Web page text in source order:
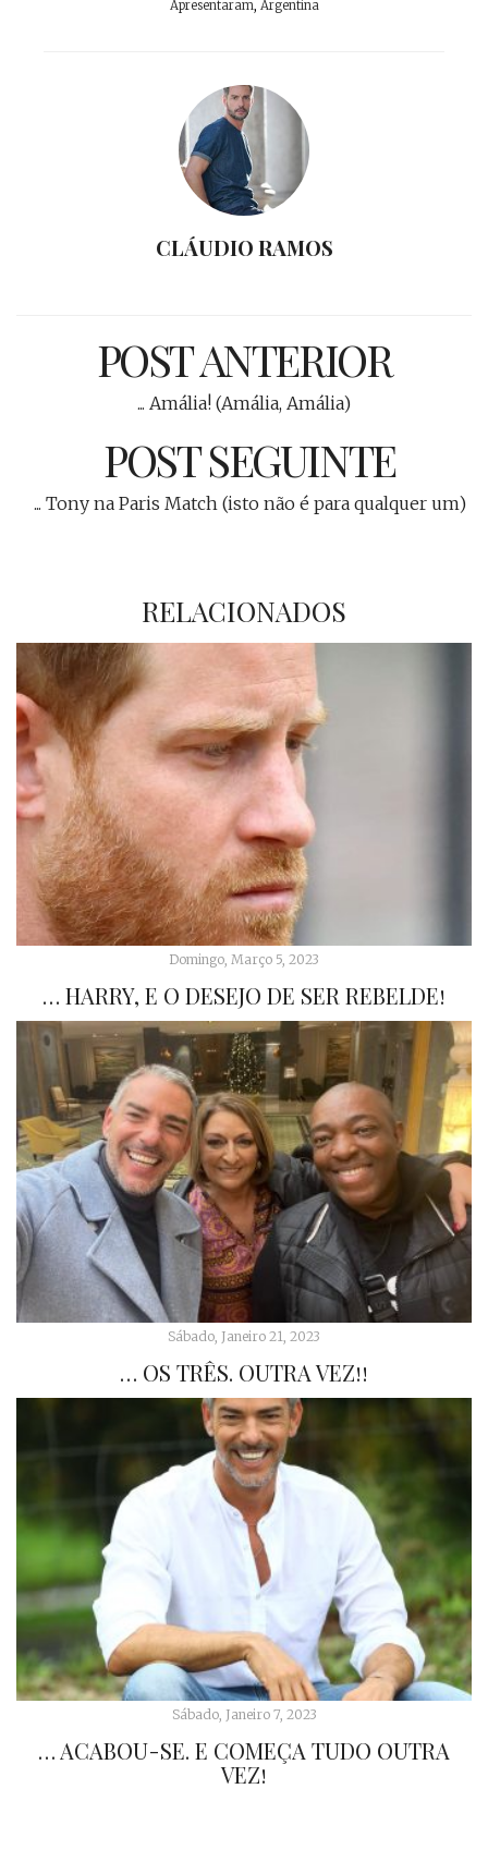
Apresentaram Argentina
CLÁUDIO RAMOS
POST ANTERIOR
... Amália! (Amália, Amália)
POST SEGUINTE
... Tony na Paris Match (isto não é para qualquer um)
RELACIONADOS
Domingo, Março 5, 2023
… HARRY, E O DESEJO DE SER REBELDE!
Sábado, Janeiro 21, 2023
… OS TRÊS. OUTRA VEZ!!
Sábado, Janeiro 7, 2023
… ACABOU-SE. E COMEÇA TUDO OUTRA
VEZ!